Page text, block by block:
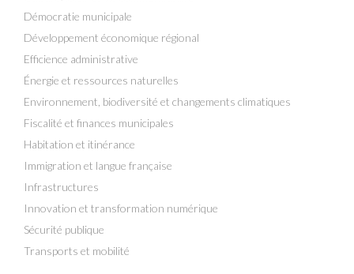
Démocratie municipale
Développement économique régional
Efficience administrative
Énergie et ressources naturelles
Environnement, biodiversité et changements climatiques
Fiscalité et finances municipales
Habitation et itinérance
Immigration et langue française
Infrastructures
Innovation et transformation numérique
Sécurité publique
Transports et mobilité